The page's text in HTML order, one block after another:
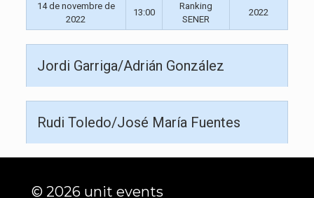
14 de novembre de
2022
13:00
Ranking
SENER
2022
Jordi Garriga/Adrián González
Rudi Toledo/José María Fuentes
© 2026 unit events